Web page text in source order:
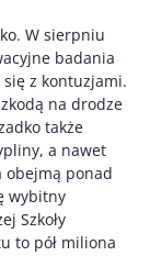
W sierpniu
badania
z kontuzjami.
na drodze
także
a nawet
obejmą ponad
wybitny
Szkoły
to pół miliona